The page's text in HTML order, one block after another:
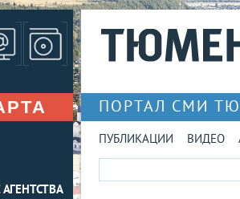
ПОРТАЛ СМИ
ПУБЛИКАЦИИ ВИДЕО